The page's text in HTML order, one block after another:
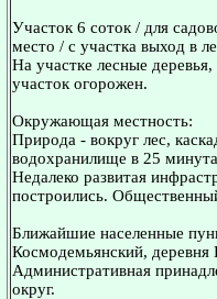
Участок 6 соток / для
место / с участка выход в
На участке лесные
участок огорожен.
Окружающая местность:
Природа - вокруг лес,
водохранилище в 25
Недалеко развитая
построились.
Ближайшие населенные
Космодемьянский, деревня
Административная
округ.